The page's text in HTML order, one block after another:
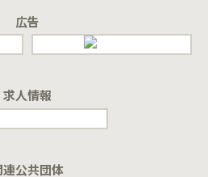
広告
求人情報
連公共団体